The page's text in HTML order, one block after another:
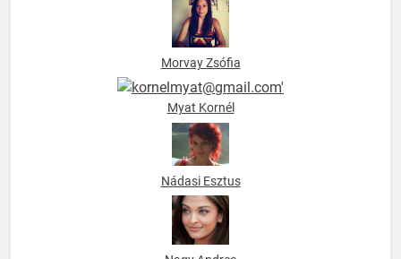
Morvay Zsófia
Myat Kornél
Nádasi Esztus